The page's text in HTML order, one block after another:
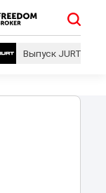
Выпуск JURT